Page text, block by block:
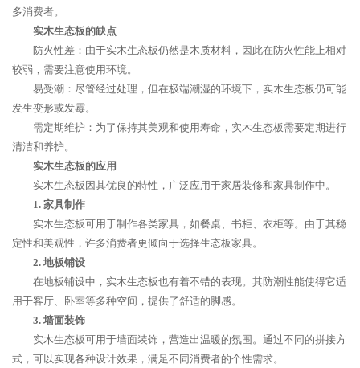
多消费者。
实木生态板的缺点
防火性差：由于实木生态板仍然是木质材料，因此在防火性能上相对
较弱，需要注意使用环境。
易受潮：尽管经过处理，但在极端潮湿的环境下，实木生态板仍可能
发生变形或发霉。
需定期维护：为了保持其美观和使用寿命，实木生态板需要定期进行
清洁和养护。
实木生态板的应用
实木生态板因其优良的特性，广泛应用于家居装修和家具制作中。
1. 家具制作
实木生态板可用于制作各类家具，如餐桌、书柜、衣柜等。由于其稳
定性和美观性，许多消费者更倾向于选择生态板家具。
2. 地板铺设
在地板铺设中，实木生态板也有着不错的表现。其防潮性能使得它适
用于客厅、卧室等多种空间，提供了舒适的脚感。
3. 墙面装饰
实木生态板可用于墙面装饰，营造出温暖的氛围。通过不同的拼接方
式，可以实现各种设计效果，满足不同消费者的个性需求。